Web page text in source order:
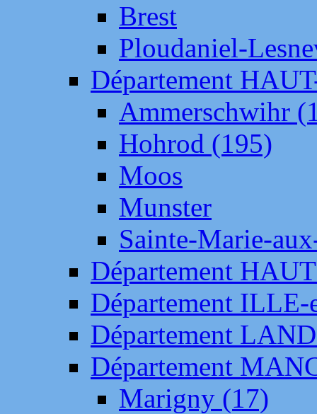
Brest
Ploudaniel-
Département
Ammerschwihr
Hohrod (195)
Moos
Munster
Sainte-Marie-
Département
Département
Département
Département
Marigny (17)